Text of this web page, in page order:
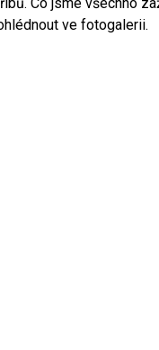
ve fotogalerii.